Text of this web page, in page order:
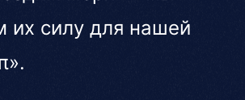
их силу для нашей